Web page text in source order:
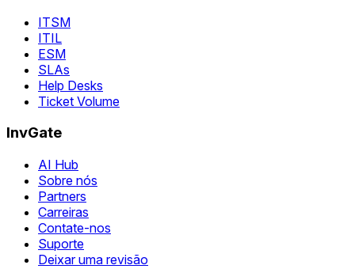
ITSM
ITIL
ESM
SLAs
Help Desks
Ticket Volume
InvGate
AI Hub
Sobre nós
Partners
Carreiras
Contate-nos
Suporte
Deixar uma revisão